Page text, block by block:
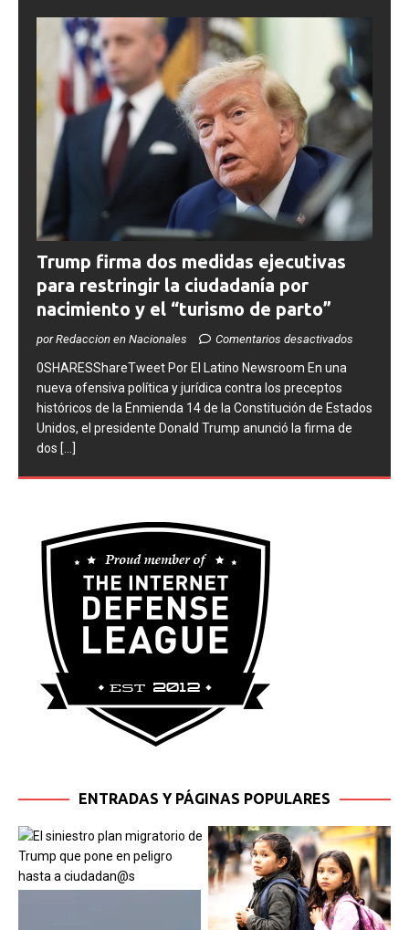
Trump firma dos medidas ejecutivas
para restringir la ciudadanía por
nacimiento y el “turismo de parto”
0SHARESShareTweet ​Por El Latino Newsroom ​En una
nueva ofensiva política y jurídica contra los preceptos
históricos de la Enmienda 14 de la Constitución de Estados
Unidos, el presidente Donald Trump anunció la firma de
[...]